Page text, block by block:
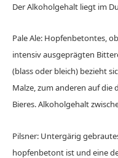
Der Alkoholgehalt liegt im
Pale Ale: Hopfenbetontes,
intensiv ausgeprägten
(blass oder bleich) bezieht
Malze, zum anderen auf die
Bieres. Alkoholgehalt
Pilsner: Untergärig
hopfenbetont ist und eine